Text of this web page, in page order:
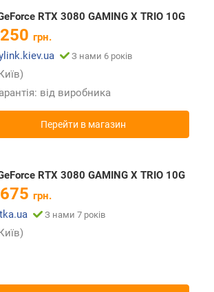
RTX 3080 GAMING X TRIO 10G
грн.
З нами 6 років
від виробника
Перейти в магазин
RTX 3080 GAMING X TRIO 10G
грн.
З нами 7 років